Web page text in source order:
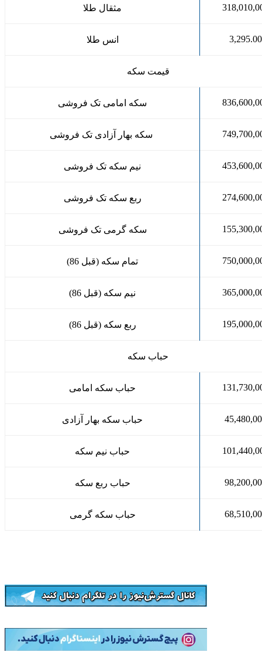
مثقال طلا
انس طلا 3,295.00
قیمت سکه
سکه امامی تک فروشی
نیم سکه تک فروشی
ربع سکه تک فروشی
سکه گرمی تک فروشی
تمام سکه (قبل 86)
نیم سکه (قبل 86)
ربع سکه (قبل 86)
حباب سکه
حباب سکه امامی
حباب سکه بهار آزادی
حباب نیم سکه
حباب ربع سکه
حباب سکه گرمی